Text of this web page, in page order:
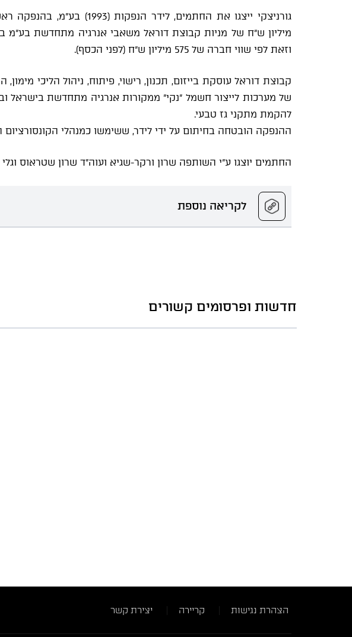
מיליון ש"ח של מניות קבוצת דוראל משאבי אנרגיה מתחדשת בע"מ
וזאת לפי שווי חברה של 575 מיליון ש"ח (לפני הכסף).
קבוצת דוראל עוסקת בייזום, תכנון, רישוי, פיתוח, ניהול הליכי
של מערכות לייצור חשמל "נקי" ממקורות אנרגיה מתחדשת בישראל
להקמת מתקני גז טבעי.
ההנפקה הובטחה בחיתום על ידי לידר, ששימשו כמנהלי הקונסורציום
החתמים יוצגו ע"י השותפה שרון ורקר-שגיא ועוה"ד שרון שטראוס וגלי
לקריאה נוספת
חדשות ופרסומים קשורים
הצהרת נגישות קריירה יצירת קשר